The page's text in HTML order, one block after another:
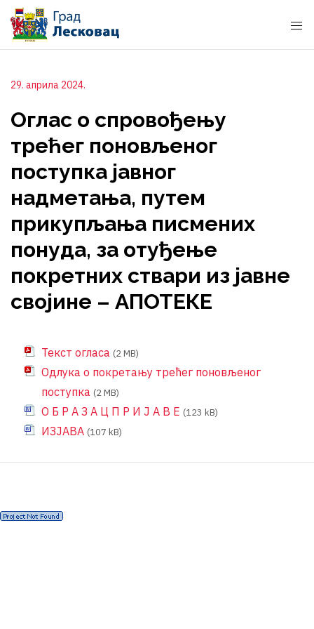
29. априла 2024.
Оглас о спровођењу
трећег поновљеног
поступка јавног
надметања, путем
прикупљања писмених
понуда, за отуђење
покретних ствари из јавне
својине – АПОТЕКЕ
Текст огласа (2 MB)
Одлука о покретању трећег поновљеног
поступка (2 MB)
О Б Р А З А Ц П Р И Ј А В Е (123 kB)
ИЗЈАВА (107 kB)